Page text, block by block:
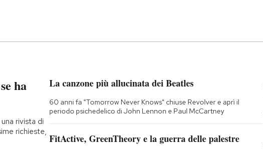
ha
rivista di
richieste,
La canzone più allucinata dei Beatles
60 anni fa "Tomorrow Never Knows" chiuse Revolver e aprì il
periodo psichedelico di John Lennon e Paul McCartney
FitActive, GreenTheory e la guerra delle palestre